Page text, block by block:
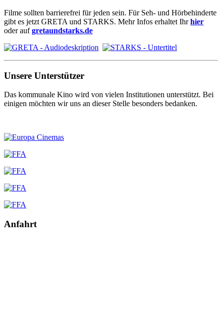
Filme sollten barrierefrei für jeden sein. Für Seh- und Hörbehinderte
gibt es jetzt GRETA und STARKS. Mehr Infos erhaltet Ihrhier
oder aufgretaundstarks.de
Unsere Unterstützer
Das kommunale Kino wird von vielen Institutionen unterstützt. Bei
einigen möchten wir uns an dieser Stelle besonders bedanken.
Anfahrt